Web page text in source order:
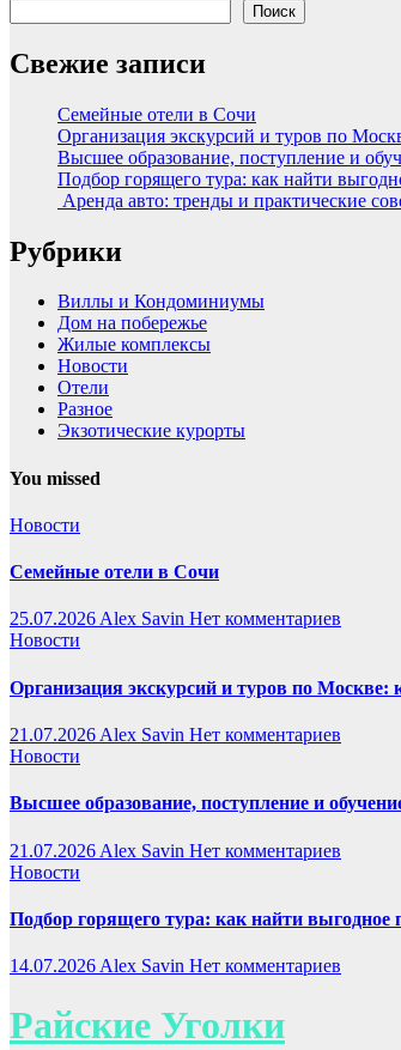
Поиск
Свежие записи
Семейные отели в Сочи
Организация экскурсий и туров по
Высшее образование, поступление и
Подбор горящего тура: как найти
Аренда авто: тренды и практические
Рубрики
Виллы и Кондоминиумы
Дом на побережье
Жилые комплексы
Новости
Отели
Разное
Экзотические курорты
You missed
Новости
Семейные отели в Сочи
25.07.2026Alex Savin Нет комментариев
Новости
Организация экскурсий и туров по Москве:
21.07.2026 Alex Savin Нет комментариев
Новости
Высшее образование, поступление и
21.07.2026 Alex Savin Нет комментариев
Новости
Подбор горящего тура: как найти выгодное
14.07.2026 Alex Savin Нет комментариев
Райские Уголки